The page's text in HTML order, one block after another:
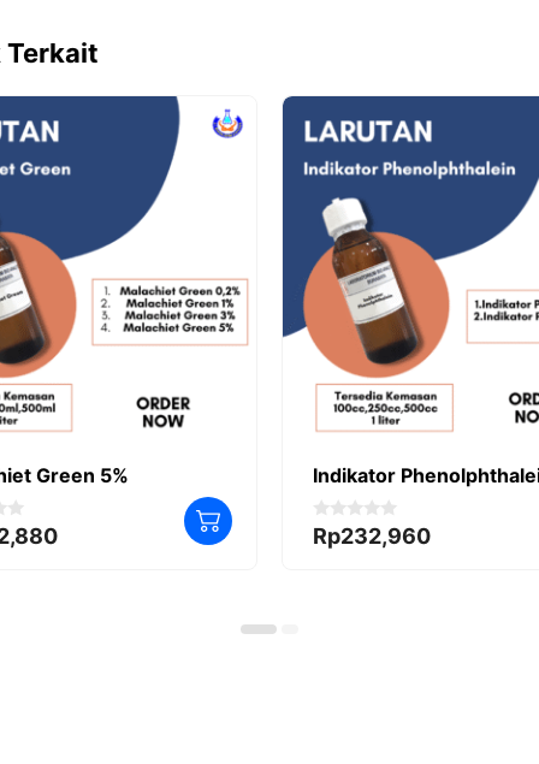
Terkait
Green 5% Indikator
0
oRp232,960